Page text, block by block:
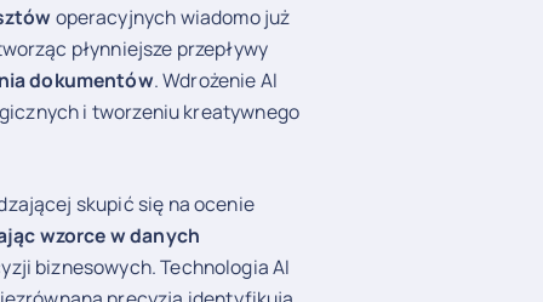
operacyjnych wiadomo już
płynniejsze przepływy
dokumentów. Wdrożenie AI
i tworzeniu kreatywnego
skupić się na ocenie
wzorce w danych
biznesowych. Technologia AI